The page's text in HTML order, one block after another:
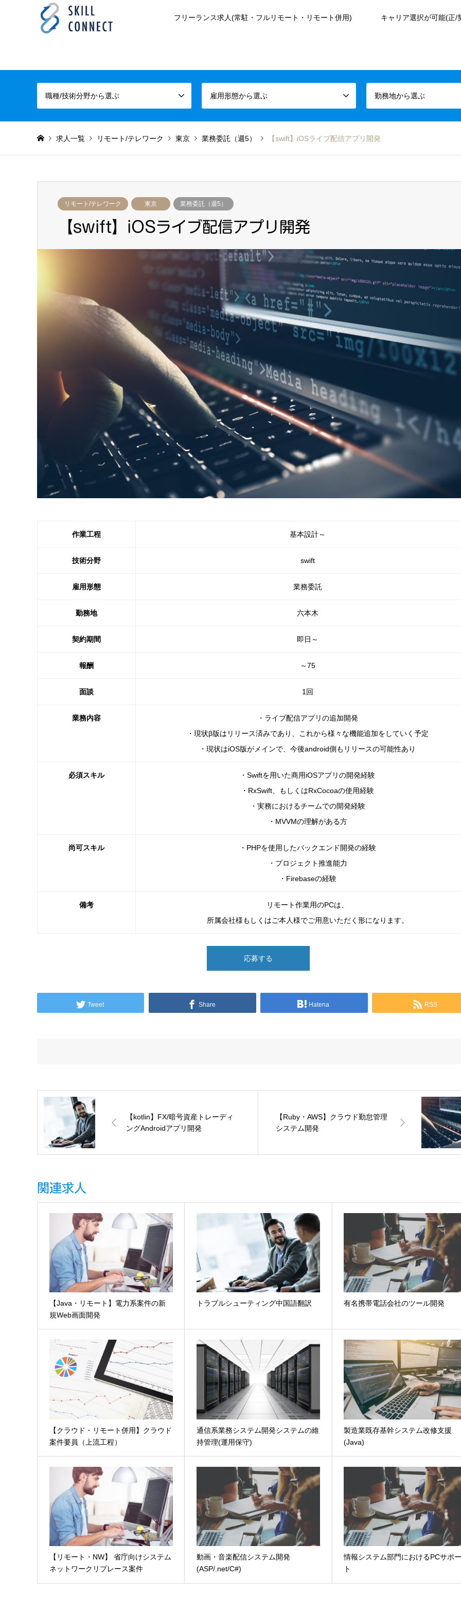
フリーランス求人(常駐・フルリモート・リモート併用) キャリア選択が可能(正/
職種/技術分野から選ぶ 雇用形態から選ぶ 勤務地から選ぶ
求人一覧 リモート/テレワーク 東京 業務委託（週5） 【swift】iOSライブ配信アプリ開発
リモート/テレワーク 東京 業務委託（週5）
【swift】iOSライブ配信アプリ開発
作業工程 基本設計～
技術分野 swift
雇用形態 業務委託
勤務地 六本木
契約期間 即日～
報酬 ～75
面談 1回
業務内容
・ライブ配信アプリの追加開発
・現状β版はリリース済みであり、これから様々な機能追加をしていく予定
・現状はiOS版がメインで、今後android側もリリースの可能性あり
必須スキル ・ Swiftを用いた商用iOSアプリの開発経験
・RxSwift、もしくはRxCocoaの使用経験
・実務におけるチームでの開発経験
・MVVMの理解がある方
尚可スキル
・PHPを使用したバックエンド開発の経験
・プロジェクト推進能力
・Firebaseの経験
備考
リモート作業用のPCは、
所属会社様もしくはご本人様でご用意いただく形になります。
応募する
Tweet Share Hatena RSS
【kotlin】FX/暗号資産トレーディ
ングAndroidアプリ開発
【Ruby・AWS】クラウド勤怠管理
システム開発
関連求人
【Java・リモート】電力系案件の新
規Web画面開発
トラブルシューティング中国語翻訳 有名携帯電話会社のツール開発
【クラウド・リモート併用】クラウド
案件要員（上流工程）
通信系業務システム開発システムの維
持管理(運用保守)
製造業既存基幹システム改修支援
(Java)
【リモート・NW】 省庁向けシステム
ネットワークリプレース案件
動画・音楽配信システム開発
(ASP/.net/C#)
情報システム部門におけるPCサポ
ト